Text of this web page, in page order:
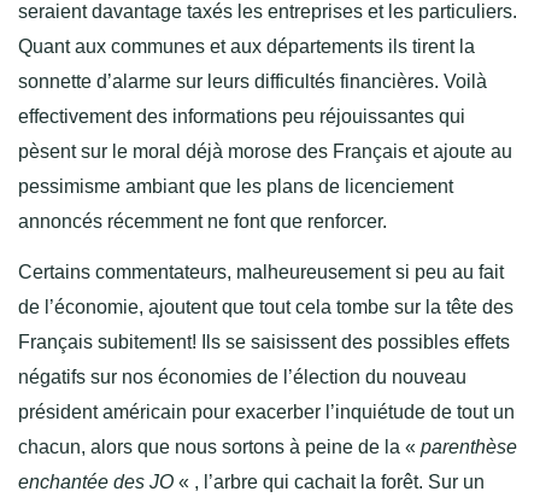
seraient davantage taxés les entreprises et les particuliers.
Quant aux communes et aux départements ils tirent la
sonnette d’alarme sur leurs difficultés financières. Voilà
effectivement des informations peu réjouissantes qui
pèsent sur le moral déjà morose des Français et ajoute au
pessimisme ambiant que les plans de licenciement
annoncés récemment ne font que renforcer.
Certains commentateurs, malheureusement si peu au fait
de l’économie, ajoutent que tout cela tombe sur la tête des
Français subitement! Ils se saisissent des possibles effets
négatifs sur nos économies de l’élection du nouveau
président américain pour exacerber l’inquiétude de tout un
chacun, alors que nous sortons à peine de la « parenthèse
enchantée des JO « , l’arbre qui cachait la forêt. Sur un